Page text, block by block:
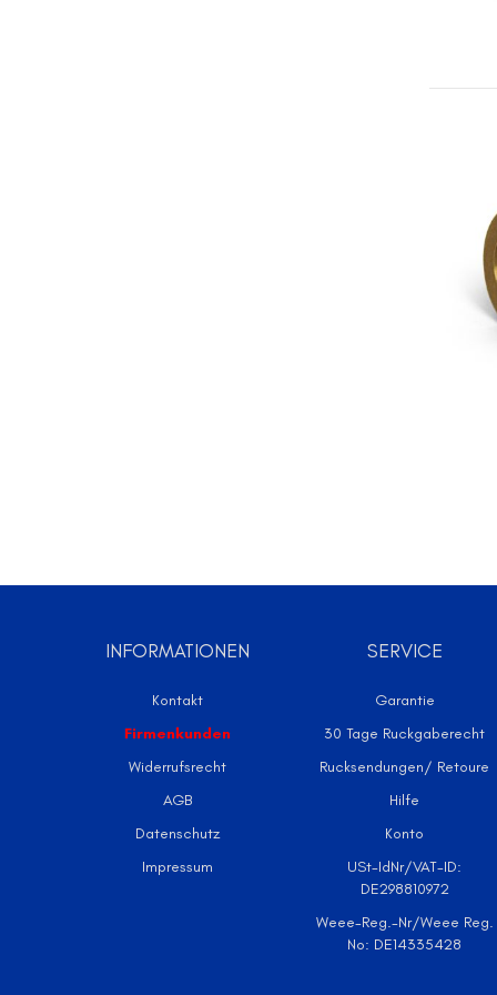
INFORMATIONEN
Kontakt
Firmenkunden
Widerrufsrecht
AGB
Datenschutz
Impressum
SERVICE
Garantie
30 Tage Ruckgaberecht
Rucksendungen/ Retoure
Hilfe
Konto
USt-IdNr/VAT-ID:
DE298810972
Weee-Reg.-Nr/Weee Reg.
No: DE14335428